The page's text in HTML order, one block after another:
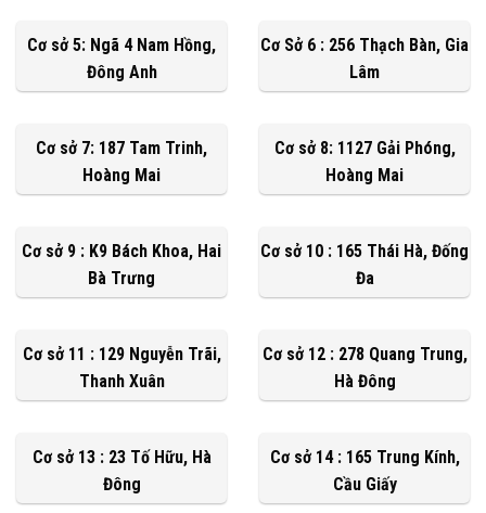
Cơ sở 5: Ngã 4 Nam Hồng,
Đông Anh
Cơ Sở 6 : 256 Thạch Bàn, Gia
Lâm
Cơ sở 7: 187 Tam Trinh,
Hoàng Mai
Cơ sở 8: 1127 Gải Phóng,
Hoàng Mai
Cơ sở 9 : K9 Bách Khoa, Hai
Bà Trưng
Cơ sở 10 : 165 Thái Hà, Đống
Đa
Cơ sở 11 : 129 Nguyễn Trãi,
Thanh Xuân
Cơ sở 12 : 278 Quang Trung,
Hà Đông
Cơ sở 13 : 23 Tố Hữu, Hà
Đông
Cơ sở 14 : 165 Trung Kính,
Cầu Giấy